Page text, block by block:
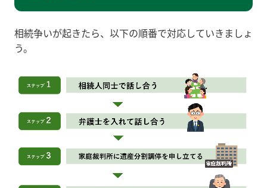
相続争いが起きたら、以下の順番で対応していきましょ
う。